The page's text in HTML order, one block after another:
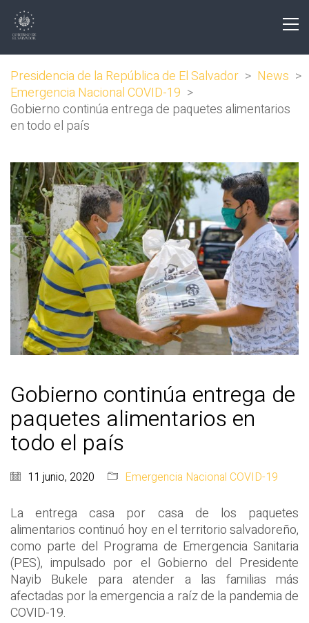
Presidencia de la República de El Salvador > News >
Emergencia Nacional COVID-19 >
Gobierno continúa entrega de paquetes alimentarios
en todo el país
Gobierno continúa entrega de
paquetes alimentarios en
todo el país
11 junio, 2020 Emergencia Nacional COVID-19
La entrega casa por casa de los paquetes
alimentarios continuó hoy en el territorio salvadoreño,
como parte del Programa de Emergencia Sanitaria
(PES), impulsado por el Gobierno del Presidente
Nayib Bukele para atender a las familias más
afectadas por la emergencia a raíz de la pandemia de
COVID-19.